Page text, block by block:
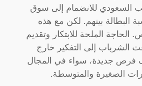
السعودي للانضمام إلى سوق
البطالة بينهم. لكن مع هذه
الحاجة الملحة للابتكار وتقديم
الشرباب إلى التفكير خارج
فرص جديدة، سواء في المجال
الصغيرة والمتوسطة.